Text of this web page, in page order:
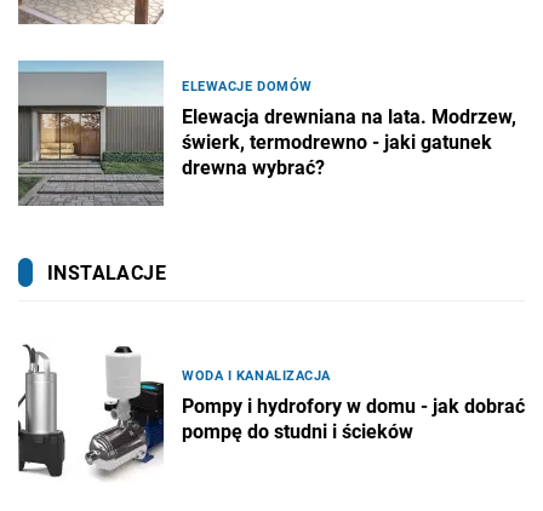
ELEWACJE DOMÓW
Elewacja drewniana na lata. Modrzew,
świerk, termodrewno - jaki gatunek
drewna wybrać?
INSTALACJE
WODA I KANALIZACJA
Pompy i hydrofory w domu - jak dobrać
pompę do studni i ścieków